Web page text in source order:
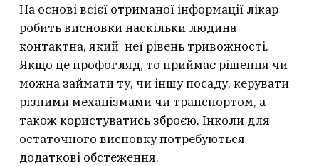
На основі всієї отриманої інформації лікар
робить висновки наскільки людина
контактна, який неї рівень тривожності.
Якщо це профогляд, то приймає рішення чи
можна займати ту, чи іншу посаду, керувати
різними механізмами чи транспортом, а
також користуватись зброєю. Інколи для
остаточного висновку потребуються
додаткові обстеження.